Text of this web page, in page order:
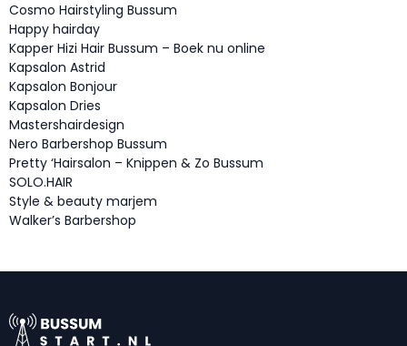
Cosmo Hairstyling Bussum
Happy hairday
Kapper Hizi Hair Bussum – Boek nu online
Kapsalon Astrid
Kapsalon Bonjour
Kapsalon Dries
Mastershairdesign
Nero Barbershop Bussum
Pretty ‘Hairsalon – Knippen & Zo Bussum
SOLO.HAIR
Style & beauty marjem
Walker’s Barbershop